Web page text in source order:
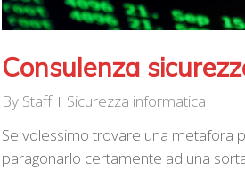
Consulenza
By Staff
Sicurezza informatica
Se volessimo trovare una metafora
paragonarlo certamente ad una